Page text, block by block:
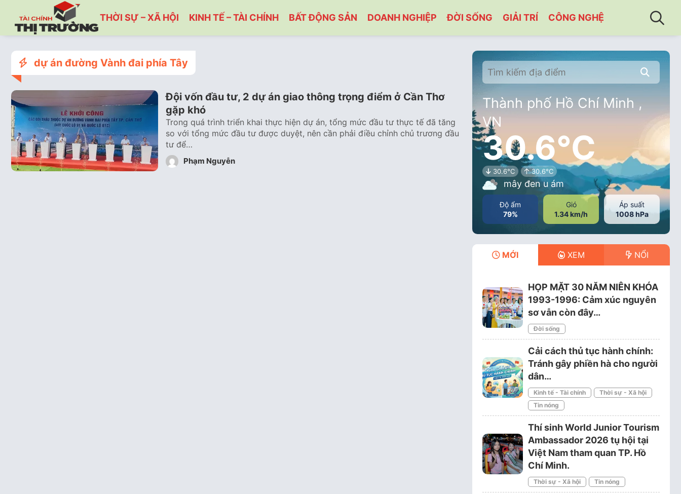
THỜI SỰ – XÃ HỘI KINH TẾ – TÀI CHÍNH BẤT ĐỘNG SẢN DOANH NGHIỆP ĐỜI SỐNG GIẢI TRÍ CÔNG NGHỆ
dự án đường Vành đai phía Tây
Đội vốn đầu tư, 2 dự án giao thông trọng điểm ở Cần Thơ
gặp khó
Trong quá trình triển khai thực hiện dự án, tổng mức đầu tư thực tế đã tăng
so với tổng mức đầu tư được duyệt, nên cần phải điều chỉnh chủ trương đầu
tư để…
Phạm Nguyễn
Thành phố Hồ Chí Minh ,
VN
30.6°C
30.6°C 30.6°C
mây đen u ám
Độ ẩm
79%
Gió
1.34 km/h
Áp suất
1008 hPa
MỚI XEM NỔI
HỌP MẶT 30 NĂM NIÊN KHÓA
1993-1996: Cảm xúc nguyên
sơ vẫn còn đây…
Đời sống
Cải cách thủ tục hành chính:
Tránh gây phiền hà cho người
dân…
Kinh tế - Tài chính
Thời sự - Xã hội
Tin nóng
Thí sinh World Junior Tourism
Ambassador 2026 tụ hội tại
Việt Nam tham quan TP. Hồ
Chí Minh.
Thời sự - Xã hội Tin nóng